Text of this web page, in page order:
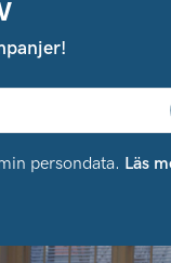
persondata. Läs